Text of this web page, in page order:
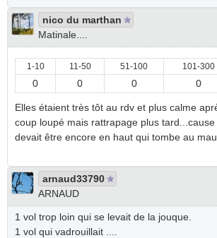
nico du marthan
Matinale....
1-10 11-50 51-100 101-300
0 0 0 0
Elles étaient très tôt au rdv et plus calme
coup loupé mais rattrapage plus
devait être encore en haut qui tombe au
arnaud33790
ARNAUD
1 vol trop loin qui se levait de la jouque.
1 vol qui vadrouillait ....